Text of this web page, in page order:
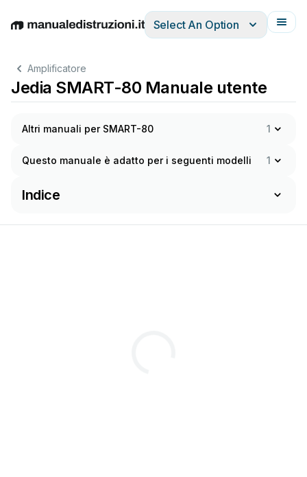
EnglishDeutschEspañolItalianoFrançais
Select An Option
Amplificatore
Jedia SMART-80 Manuale utente
Altri manuali per SMART-80 1
Questo manuale è adatto per i seguenti modelli 1
Indice